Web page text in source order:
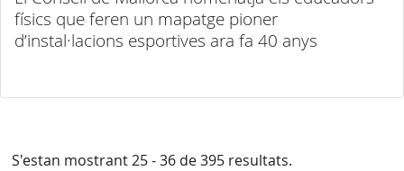
físics que feren un mapatge pioner
d’instal·lacions esportives ara fa 40 anys
S'estan mostrant 25 - 36 de 395 resultats.